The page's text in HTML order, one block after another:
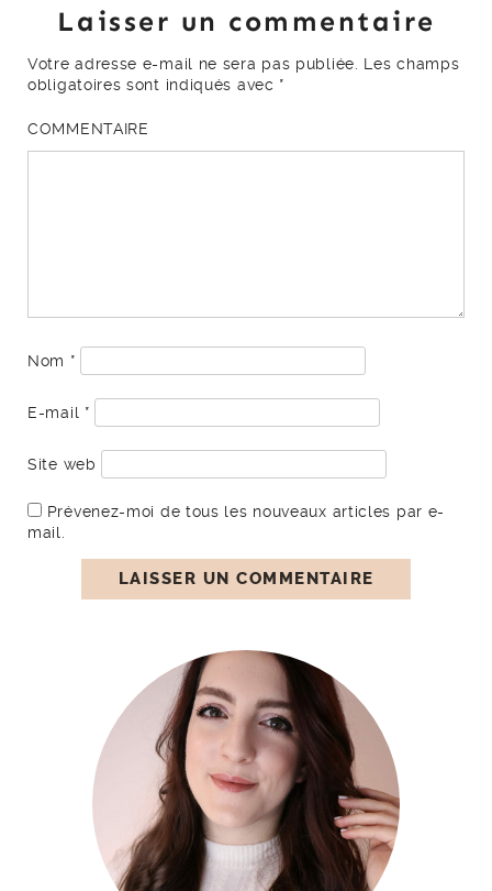
Laisser un commentaire
Votre adresse e-mail ne sera pas publiée.
Les champs
obligatoires sont indiqués avec *
COMMENTAIRE
Nom *
E-mail *
Site web
Prévenez-moi de tous les nouveaux articles par e-
mail.